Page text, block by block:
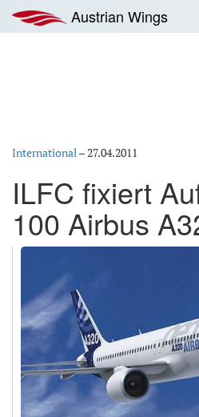
Inhalt
springen
Austrian Wings
International–27.04.2011
ILFC fixiert
100 Airbus